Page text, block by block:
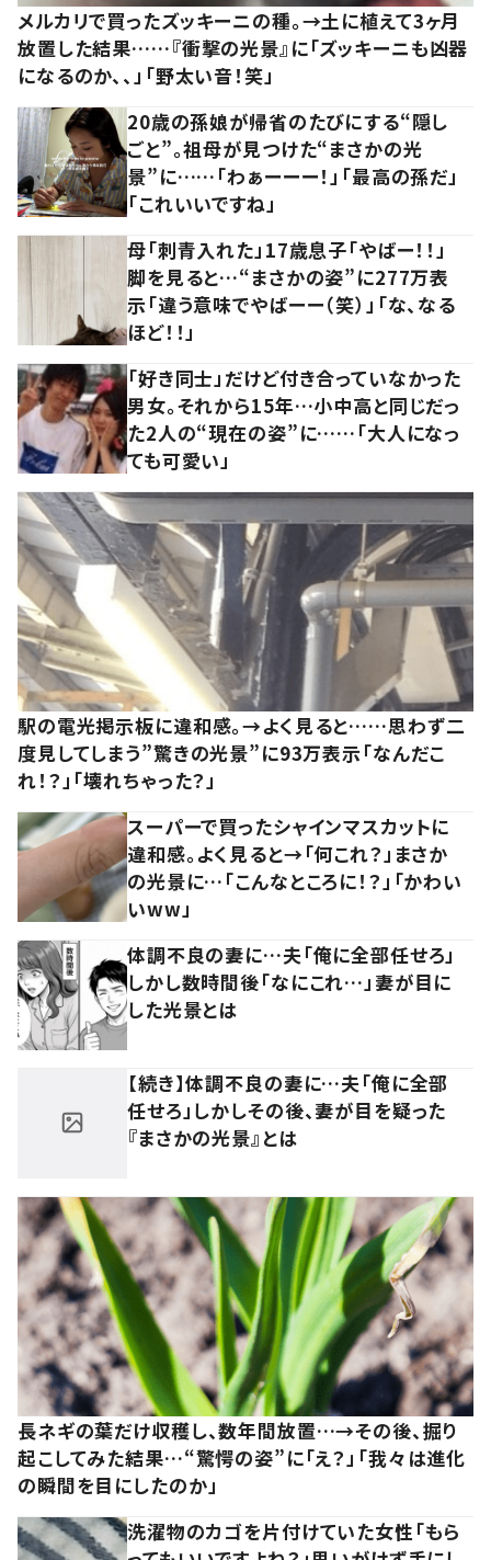
メルカリで買ったズッキーニの種。→土に植えて3ヶ月
放置した結果……『衝撃の光景』に「ズッキーニも凶器
になるのか、、」「野太い音！笑」
20歳の孫娘が帰省のたびにする“隠し
ごと”。祖母が見つけた“まさかの光
景”に……「わぁーーー！」「最高の孫だ」
「これいいですね」
母「刺青入れた」17歳息子「やばー！！」
脚を見ると…“まさかの姿”に277万表
示「違う意味でやばーー（笑）」「な、なる
ほど！！」
「好き同士」だけど付き合っていなかった
男女。それから15年…小中高と同じだっ
た2人の“現在の姿”に……「大人になっ
ても可愛い」
駅の電光掲示板に違和感。→よく見ると……思わず二
度見してしまう”驚きの光景”に93万表示「なんだこ
れ！？」「壊れちゃった？」
スーパーで買ったシャインマスカットに
違和感。よく見ると→「何これ？」まさか
の光景に…「こんなところに！？」「かわい
いww」
体調不良の妻に…夫「俺に全部任せろ」
しかし数時間後「なにこれ…」妻が目に
した光景とは
【続き】体調不良の妻に…夫「俺に全部
任せろ」しかしその後、妻が目を疑った
『まさかの光景』とは
長ネギの葉だけ収穫し、数年間放置…→その後、掘り
起こしてみた結果…“驚愕の姿”に「え？」「我々は進化
の瞬間を目にしたのか」
洗濯物のカゴを片付けていた女性「もら